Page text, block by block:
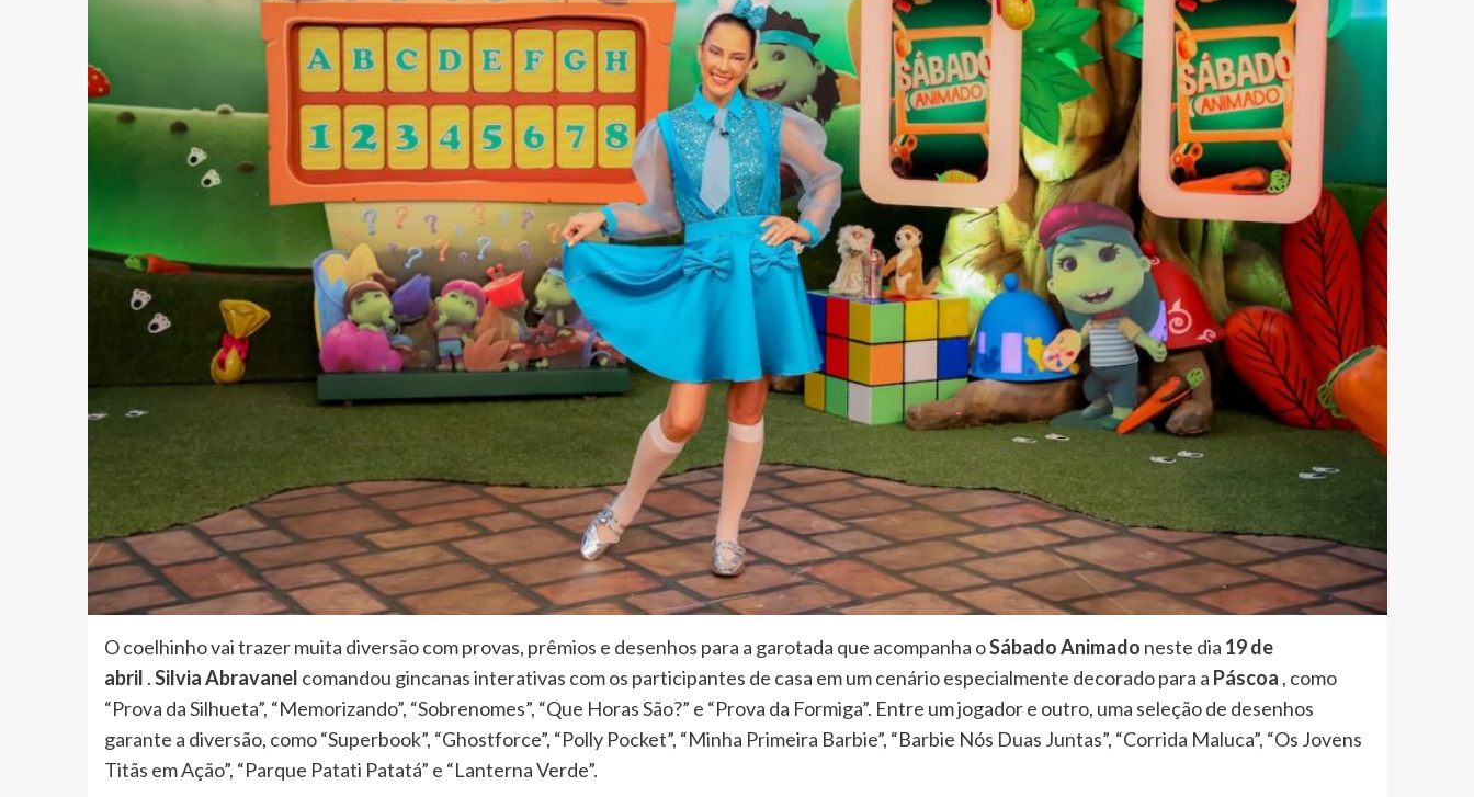
O coelhinho vai trazer muita diversão com provas, prêmios e desenhos para a garotada que acompanha oSábado Animado neste dia 19 de
abril .Silvia Abravanel comandou gincanas interativas com os participantes de casa em um cenário especialmente decorado para a Páscoa , como
“Prova da Silhueta”, “Memorizando”, “Sobrenomes”, “Que Horas São?” e “Prova da Formiga”. Entre um jogador e outro, uma seleção de desenhos
garante a diversão, como “Superbook”, “Ghostforce”, “Polly Pocket”, “Minha Primeira Barbie”, “Barbie Nós Duas Juntas”, “Corrida Maluca”, “Os Jovens
Titãs em Ação”, “Parque Patati Patatá” e “Lanterna Verde”.